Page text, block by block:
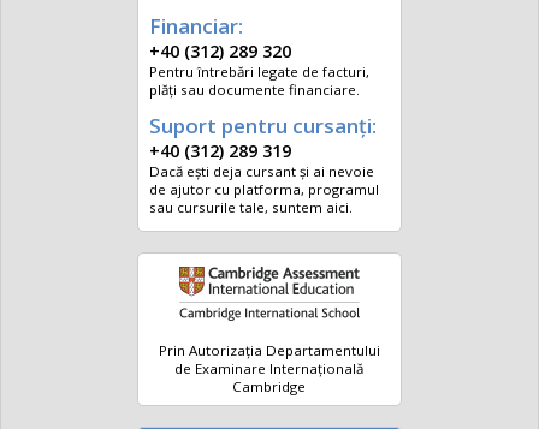
Financiar:
+40 (312) 289 320
Pentru întrebări legate de facturi,
plăți sau documente financiare.
Suport pentru cursanți:
+40 (312) 289 319
Dacă ești deja cursant și ai nevoie
de ajutor cu platforma, programul
sau cursurile tale, suntem aici.
Prin Autorizația Departamentului
de Examinare Internațională
Cambridge